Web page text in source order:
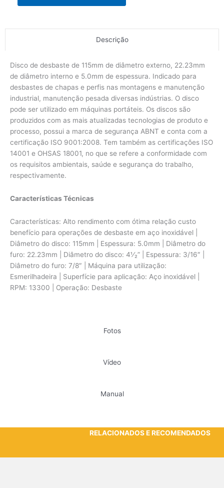
Descrição
Fotos
Vídeo
Manual
Disco de desbaste de 115mm de diâmetro externo, 22.23mm
de diâmetro interno e 5.0mm de espessura. Indicado para
desbastes de chapas e perfis nas montagens e manutenção
industrial, manutenção pesada diversas indústrias. O disco
pode ser utilizado em máquinas portáteis. Os discos são
produzidos com as mais atualizadas tecnologias de produto e
processo, possui a marca de segurança ABNT e conta com a
certificação ISO 9001:2008. Tem também as certificações ISO
14001 e OHSAS 18001, no que se refere a conformidade com
os requisitos ambientais, saúde e segurança do trabalho,
respectivamente.
Características Técnicas
Características: Alto rendimento com ótima relação custo
benefício para operações de desbaste em aço inoxidável |
Diâmetro do disco: 115mm | Espessura: 5.0mm | Diâmetro do
furo: 22.23mm | Diâmetro do disco: 4⅟₂” | Espessura: 3/16″ |
Diâmetro do furo: 7/8″ | Máquina para utilização:
Esmerilhadeira | Superfície para aplicação: Aço inoxidável |
RPM: 13300 | Operação: Desbaste
RELACIONADOS E RECOMENDADOS